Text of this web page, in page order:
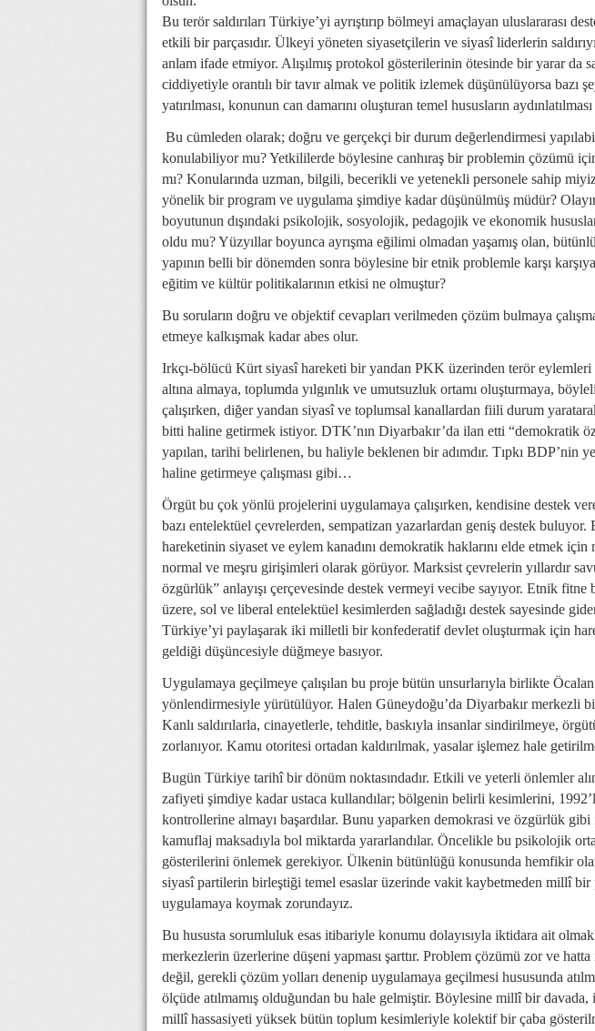
Bu terör saldırıları Türkiye’yi ayrıştırıp bölmeyi amaçlayan uluslararası
etkili bir parçasıdır. Ülkeyi yöneten siyasetçilerin ve siyasî liderlerin
anlam ifade etmiyor. Alışılmış protokol gösterilerinin ötesinde bir yarar da
ciddiyetiyle orantılı bir tavır almak ve politik izlemek düşünülüyorsa bazı
yatırılması, konunun can damarını oluşturan temel hususların
Bu cümleden olarak; doğru ve gerçekçi bir durum değerlendirmesi
konulabiliyor mu? Yetkililerde böylesine canhıraş bir problemin çözümü
mı? Konularında uzman, bilgili, becerikli ve yetenekli personele sahip
yönelik bir program ve uygulama şimdiye kadar düşünülmüş müdür?
boyutunun dışındaki psikolojik, sosyolojik, pedagojik ve ekonomik
oldu mu? Yüzyıllar boyunca ayrışma eğilimi olmadan yaşamış olan,
yapının belli bir dönemden sonra böylesine bir etnik problemle karşı
eğitim ve kültür politikalarının etkisi ne olmuştur?
Bu soruların doğru ve objektif cevapları verilmeden çözüm bulmaya
etmeye kalkışmak kadar abes olur.
Irkçı-bölücü Kürt siyasî hareketi bir yandan PKK üzerinden terör eylemleri
altına almaya, toplumda yılgınlık ve umutsuzluk ortamı oluşturmaya,
çalışırken, diğer yandan siyasî ve toplumsal kanallardan fiili durum
bitti haline getirmek istiyor. DTK’nın Diyarbakır’da ilan etti “demokratik
yapılan, tarihi belirlenen, bu haliyle beklenen bir adımdır. Tıpkı BDP’nin
haline getirmeye çalışması gibi…
Örgüt bu çok yönlü projelerini uygulamaya çalışırken, kendisine destek
bazı entelektüel çevrelerden, sempatizan yazarlardan geniş destek
hareketinin siyaset ve eylem kanadını demokratik haklarını elde etmek için
normal ve meşru girişimleri olarak görüyor. Marksist çevrelerin yıllardır
özgürlük” anlayışı çerçevesinde destek vermeyi vecibe sayıyor. Etnik fitne
üzere, sol ve liberal entelektüel kesimlerden sağladığı destek sayesinde
Türkiye’yi paylaşarak iki milletli bir konfederatif devlet oluşturmak için
geldiği düşüncesiyle düğmeye basıyor.
Uygulamaya geçilmeye çalışılan bu proje bütün unsurlarıyla birlikte
yönlendirmesiyle yürütülüyor. Halen Güneydoğu’da Diyarbakır merkezli
Kanlı saldırılarla, cinayetlerle, tehditle, baskıyla insanlar sindirilmeye,
zorlanıyor. Kamu otoritesi ortadan kaldırılmak, yasalar işlemez hale
Bugün Türkiye tarihî bir dönüm noktasındadır. Etkili ve yeterli önlemler
zafiyeti şimdiye kadar ustaca kullandılar; bölgenin belirli kesimlerini,
kontrollerine almayı başardılar. Bunu yaparken demokrasi ve özgürlük gibi
kamuflaj maksadıyla bol miktarda yararlandılar. Öncelikle bu psikolojik
gösterilerini önlemek gerekiyor. Ülkenin bütünlüğü konusunda hemfikir
siyasî partilerin birleştiği temel esaslar üzerinde vakit kaybetmeden millî
uygulamaya koymak zorundayız.
Bu hususta sorumluluk esas itibariyle konumu dolayısıyla iktidara ait
merkezlerin üzerlerine düşeni yapması şarttır. Problem çözümü zor ve hatta
değil, gerekli çözüm yolları denenip uygulamaya geçilmesi hususunda
ölçüde atılmamış olduğundan bu hale gelmiştir. Böylesine millî bir
millî hassasiyeti yüksek bütün toplum kesimleriyle kolektif bir çaba